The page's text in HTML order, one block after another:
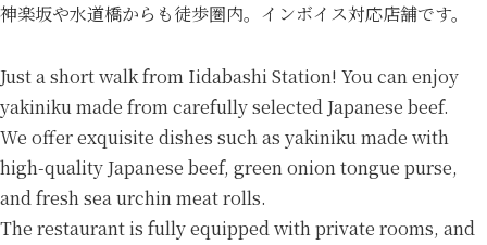
神楽坂や水道橋からも徒歩圏内。インボイス対応店舗です。
Just a short walk from Iidabashi Station! You can enjoy
yakiniku made from carefully selected Japanese beef.
We offer exquisite dishes such as yakiniku made with
high-quality Japanese beef, green onion tongue purse,
and fresh sea urchin meat rolls.
The restaurant is fully equipped with private rooms, and